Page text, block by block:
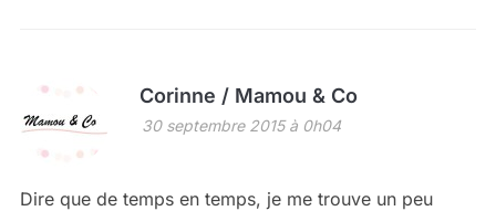
Corinne / Mamou & Co
30 septembre 2015 à 0h04
Dire que de temps en temps, je me trouve un peu